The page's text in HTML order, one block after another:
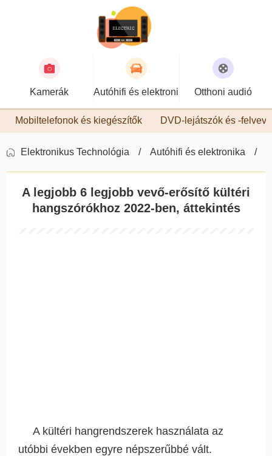
Kamerák Autóhifi és elektronika Otthoni audió
Mobiltelefonok és kiegészítők DVD-lejátszók és -
Elektronikus Technológia Autóhifi és elektronika
A legjobb 6 legjobb vevő-erősítő kültéri
hangszórókhoz 2022-ben, áttekintés
A kültéri hangrendszerek használata az
utóbbi években egyre népszerűbbé vált.